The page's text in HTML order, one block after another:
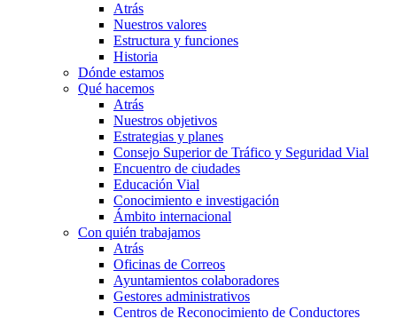
Atrás
Nuestros valores
Estructura y funciones
Historia
Dónde estamos
Qué hacemos
Atrás
Nuestros objetivos
Estrategias y planes
Consejo Superior de Tráfico y Seguridad Vial
Encuentro de ciudades
Educación Vial
Conocimiento e investigación
Ámbito internacional
Con quién trabajamos
Atrás
Oficinas de Correos
Ayuntamientos colaboradores
Gestores administrativos
Centros de Reconocimiento de Conductores